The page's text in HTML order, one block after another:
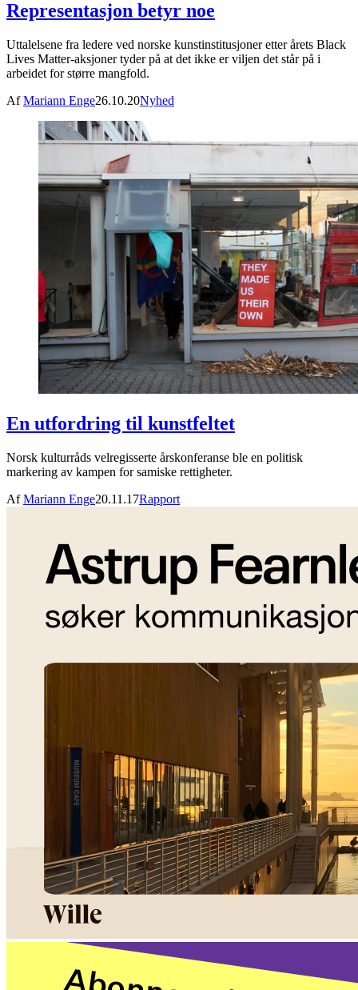
Representasjon betyr noe
Uttalelsene fra ledere ved norske kunstinstitusjoner etter årets Black
Lives Matter-aksjoner tyder på at det ikke er viljen det står på i
arbeidet for større mangfold.
AfMariann Enge26.10.20Nyhed
En utfordring til kunstfeltet
Norsk kulturråds velregisserte årskonferanse ble en politisk
markering av kampen for samiske rettigheter.
AfMariann Enge20.11.17Rapport